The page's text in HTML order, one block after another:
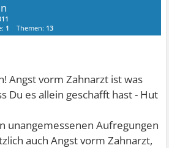
1 Themen: 13
Angst vorm Zahnarzt ist was
Du es allein geschafft hast - Hut
unangemessenen Aufregungen
auch Angst vorm Zahnarzt,